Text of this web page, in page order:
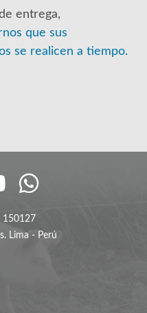
entrega,
que sus
se realicen a tiempo.
150127
Lima - Perú